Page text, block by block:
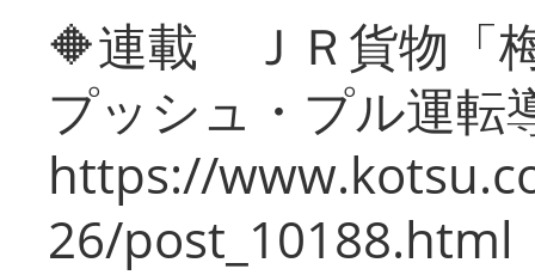
🔶連載 ＪＲ貨物「
プッシュ・プル運転
https://
26/post_10188.html